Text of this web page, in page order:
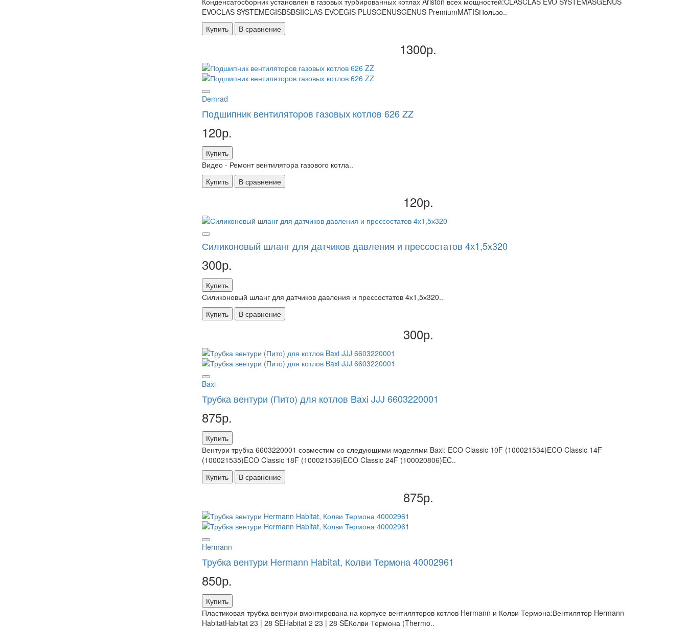
EVOCLAS SYSTEMEGISBSBSIICLAS EVOEGIS PLUSGENUSGENUS PremiumMATISПользо..
Купить
В сравнение
1300р.
Demrad
Подшипник вентиляторов газовых котлов 626 ZZ
120р.
Купить
Видео - Ремонт вентилятора газового котла..
Купить
В сравнение
120р.
Силиконовый шланг для датчиков давления и прессостатов 4х1,5х320
300р.
Купить
Силиконовый шланг для датчиков давления и прессостатов 4х1,5х320..
Купить
В сравнение
300р.
Baxi
Трубка вентури (Пито) для котлов Baxi JJJ 6603220001
875р.
Купить
Вентури трубка 6603220001 совместим со следующими моделями Baxi: ECO Classic 10F (100021534)ECO Classic 14F
(100021535)ECO Classic 18F (100021536)ECO Classic 24F (100020806)EC..
Купить
В сравнение
875р.
Hermann
Трубка вентури Hermann Habitat, Колви Термона 40002961
850р.
Купить
Пластиковая трубка вентури вмонтирована на корпусе вентиляторов котлов Hermann и Колви Термона:Вентилятор Hermann
HabitatHabitat 23 | 28 SEHabitat 2 23 | 28 SEКолви Термона (Thermo..